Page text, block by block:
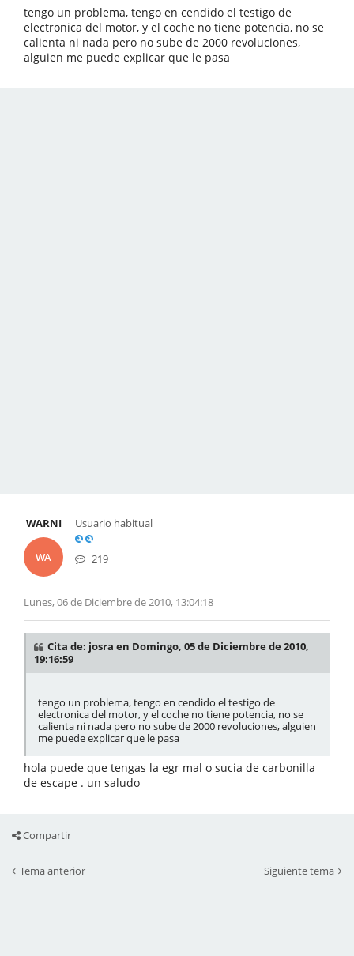
tengo un problema, tengo en cendido el testigo de
electronica del motor, y el coche no tiene potencia, no se
calienta ni nada pero no sube de 2000 revoluciones,
alguien me puede explicar que le pasa
WARNI
WA
Usuario habitual
219
Lunes, 06 de Diciembre de 2010, 13:04:18
Cita de: josra en Domingo, 05 de Diciembre de 2010,
19:16:59
tengo un problema, tengo en cendido el testigo de
electronica del motor, y el coche no tiene potencia, no se
calienta ni nada pero no sube de 2000 revoluciones, alguien
me puede explicar que le pasa
hola puede que tengas la egr mal o sucia de carbonilla
de escape . un saludo
Compartir
Tema anterior Siguiente tema